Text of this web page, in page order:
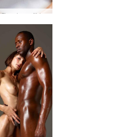
Flora lovos flirtas